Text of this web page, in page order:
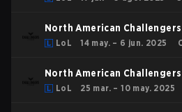
North American
2025 Playoffs
LoL 14 may. – 6 jun. 2025
North American
2025 Group Stage
LoL 25 mar. – 10 may. 2025